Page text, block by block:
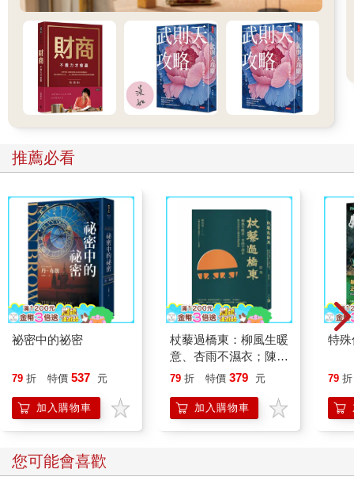
銀座再也不見御幸族的蹤跡，當年的東京奧運也進行得十分順
利。外國訪客返鄉後不會心有餘悸地說他們在東京看過身穿緊身
長褲的不良少年。
儘管成年人擊潰了御幸族，但日本年輕人卻在一場規模更大的戰
爭中得勝。從一九六〇年代起，青少年開始起身對抗父母與權
威，企圖掙脫狹隘的學生身分，創造自己特有的文化。他們最重
要的第一步，就是將一致的學校制服換成帶有個人風格的服裝。
日本經濟奇蹟和大眾媒體爆炸性地成長，很快就擴及至大眾階
層。自從常春藤風格席捲銀座後，日本經歷了五十年的發展軌
跡，成為世上對流行時尚最為著迷的國家。
日本年輕人在追求流行服飾上所費的時間、金錢與力氣相當驚
人，相較於全球各地的同齡者更是如此。男性時尚刊物在人口數
為日本二點五倍的美國還不到十本，但日本卻有高達五十餘本之
多。小說家威廉．吉布森（William Gibson）曾寫道，PARCO這
間以年輕人為主要客群的日本連鎖百貨，讓「洛杉磯梅爾羅斯大
街（Melrose）上的佛瑞德西格百貨（Fred Segal）相形之下活像
是蒙大拿州的暢貨中心」。東京有好幾個區域都是以販售服裝給
代官山。這還只是首都的景象。從寒冷的北海道到亞熱帶的沖
繩，你隨處都能在各地小店輕鬆買到頂尖的日本與外國品牌衣
日本人多年來都是著迷程度首屈一指的全球時尚消費者，但在近
推薦必看
祕密中的祕密
79 折 特價 537 元
加入購物車
杖藜過橋東：柳風生暖
意、杏雨不濕衣；陳亮
恭談以心轉境的適齡漫
79 折 特價 379 元
加入購物車
特
79 折
您可能會喜歡